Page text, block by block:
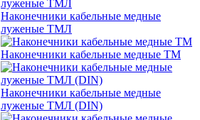
Наконечники кабельные медные
луженые ТМЛ
Наконечники кабельные медные ТМ
Наконечники кабельные медные
луженые ТМЛ (DIN)